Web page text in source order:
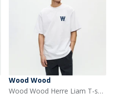
Wood Wood
Wood Wood Herre Liam T-shirt Bright White Np